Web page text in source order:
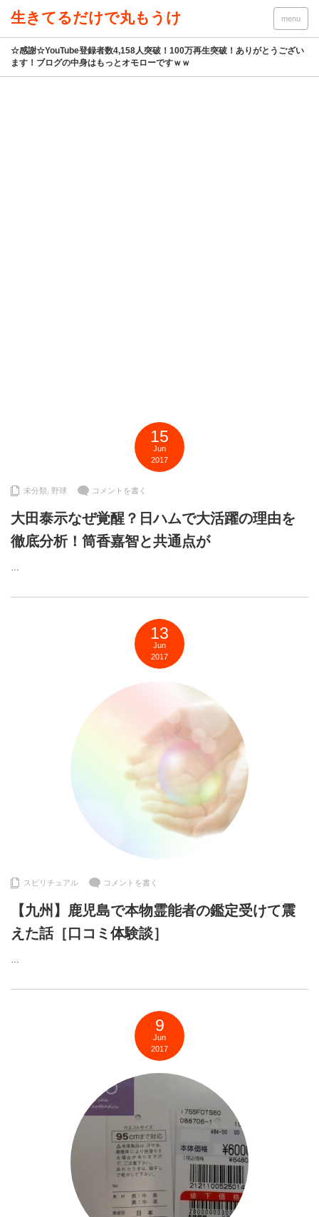
生きてるだけで丸もうけ menu
☆感謝☆YouTube登録者数4,158人突破！100万再生突破！ありがとうござい
ます！ブログの中身はもっとオモローですｗｗ
15
Jun
2017
未分類 野球 コメントを書く
大田泰示なぜ覚醒？日ハムで大活躍の理由を
徹底分析！筒香嘉智と共通点が
…
13
Jun
2017
スピリチュアル コメントを書く
【九州】鹿児島で本物霊能者の鑑定受けて震
えた話［口コミ体験談］
…
9
Jun
2017